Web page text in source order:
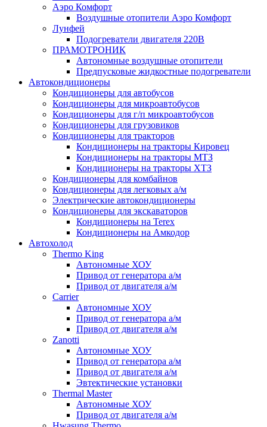
Аэро Комфорт
Воздушные отопители Аэро Комфорт
Лунфей
Подогреватели двигателя 220В
ПРАМОТРОНИК
Автономные воздушные отопители
Предпусковые жидкостные подогреватели
Автокондиционеры
Кондиционеры для автобусов
Кондиционеры для микроавтобусов
Кондиционеры для г/п микроавтобусов
Кондиционеры для грузовиков
Кондиционеры для тракторов
Кондиционеры на тракторы Кировец
Кондиционеры на тракторы МТЗ
Кондиционеры на тракторы ХТЗ
Кондиционеры для комбайнов
Кондиционеры для легковых а/м
Электрические автокондиционеры
Кондиционеры для экскаваторов
Кондиционеры на Terex
Кондиционеры на Амкодор
Автохолод
Thermo King
Автономные ХОУ
Привод от генератора а/м
Привод от двигателя а/м
Carrier
Автономные ХОУ
Привод от генератора а/м
Привод от двигателя а/м
Zanotti
Автономные ХОУ
Привод от генератора а/м
Привод от двигателя а/м
Эвтектические установки
Thermal Master
Автономные ХОУ
Привод от двигателя а/м